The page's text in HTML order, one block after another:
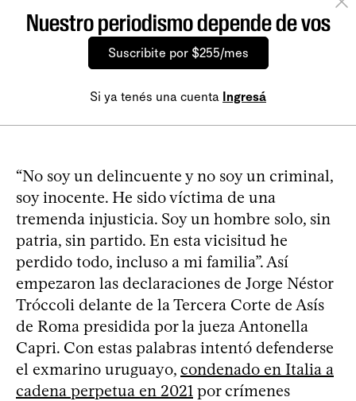
Nuestro periodismo depende de vos
Suscribite por $255/mes
Si ya tenés una cuenta Ingresá
“No soy un delincuente y no soy un criminal,
soy inocente. He sido víctima de una
tremenda injusticia. Soy un hombre solo, sin
patria, sin partido. En esta vicisitud he
perdido todo, incluso a mi familia”. Así
empezaron las declaraciones de Jorge Néstor
Tróccoli delante de la Tercera Corte de Asís
de Roma presidida por la jueza Antonella
Capri. Con estas palabras intentó defenderse
el exmarino uruguayo, condenado en Italia a
cadena perpetua en 2021 por crímenes